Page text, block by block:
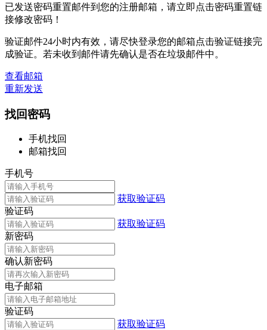
已发送密码重置邮件到您的注册邮箱，请立即点击密码重置链
接修改密码！
验证邮件24小时内有效，请尽快登录您的邮箱点击验证链接完
成验证。若未收到邮件请先确认是否在垃圾邮件中。
查看邮箱
重新发送
找回密码
手机找回
邮箱找回
手机号
获取验证码
验证码
获取验证码
新密码
确认新密码
电子邮箱
验证码
获取验证码